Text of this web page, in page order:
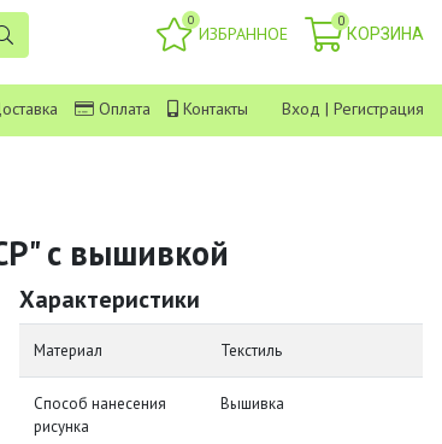
0
ИЗБРАННОЕ
0
КОРЗИНА
Оплата Контакты Вход | Регистрация
с вышивкой
Характеристики
Материал Текстиль
Способ нанесения
рисунка
Вышивка